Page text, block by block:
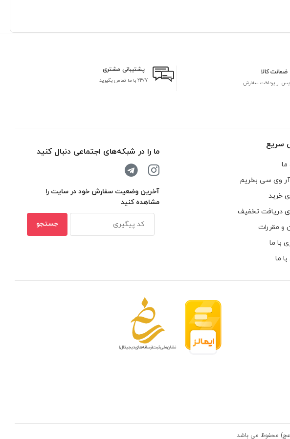
ضمانت کالا پشتیبانی مشتری
24/7 با ما تماس بگیرید
سریع
ما
آر وی سی بخریم
خرید
دریافت تخفیف
و مقررات
با ما
با ما
ما را در شبکه‌های اجتماعی دنبال کنید
آخرین وضعیت سفارش خود در سایت را
مشاهده کنید
مخصوص دوربین های مدار بسته در ظرفیتهای مختلف
محفوظ می باشد